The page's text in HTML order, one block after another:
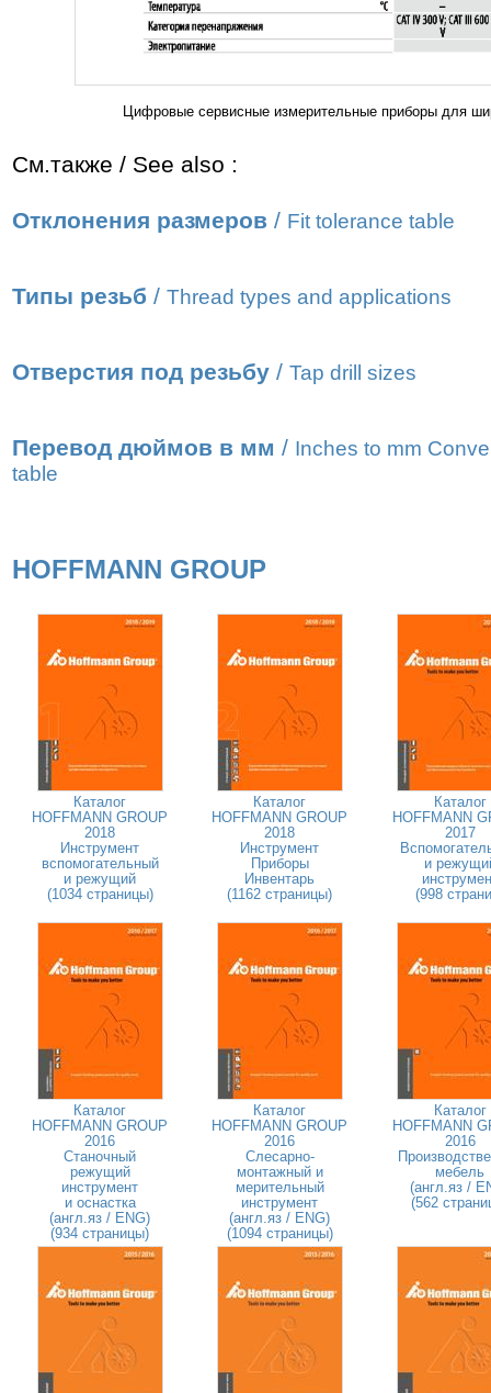
Цифровые сервисные измерительные приборы для
См.также / See also :
Отклонения размеров / Fit tolerance table
Типы резьб / Thread types and applications
Отверстия под резьбу / Tap drill sizes
Перевод дюймов в мм / Inches to mm
table
HOFFMANN GROUP
Каталог
HOFFMANN GROUP
2018
Инструмент
вспомогательный
и режущий
(1034 страницы)
Каталог
HOFFMANN GROUP
2018
Инструмент
Приборы
Инвентарь
(1162 страницы)
Каталог
HOFFMANN
2017
и
(998
Каталог
HOFFMANN GROUP
2016
Станочный
режущий
инструмент
и оснастка
(англ.яз / ENG)
(934 страницы)
Каталог
HOFFMANN GROUP
2016
Слесарно-
монтажный и
мерительный
инструмент
(англ.яз / ENG)
(1094 страницы)
Каталог
HOFFMANN
2016
мебель
(англ.яз /
(562